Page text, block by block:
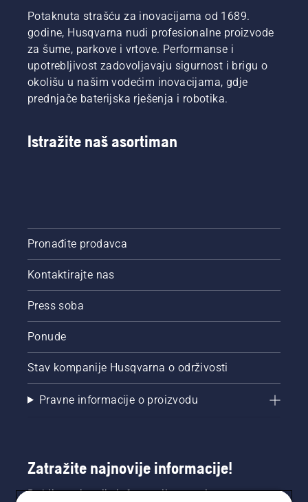
Potaknuta strašću za inovacijama od 1689.
godine, Husqvarna nudi profesionalne proizvode
za šume, parkove i vrtove. Performanse i
upotrebljivost zadovoljavaju sigurnost i brigu o
okolišu u našim vodećim inovacijama, gdje
prednjače baterijska rješenja i robotika.
Istražite naš asortiman
Pronađite prodavca
Kontaktirajte nas
Press soba
Ponude
Stav kompanije Husqvarna o održivosti
Pravne informacije o proizvodu
Zatražite najnovije informacije!
Dobijte najnovije informacije o novim